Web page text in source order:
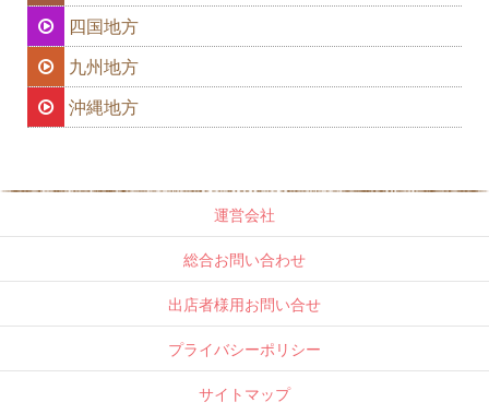
四国地方
九州地方
沖縄地方
運営会社
総合お問い合わせ
出店者様用お問い合せ
プライバシーポリシー
サイトマップ